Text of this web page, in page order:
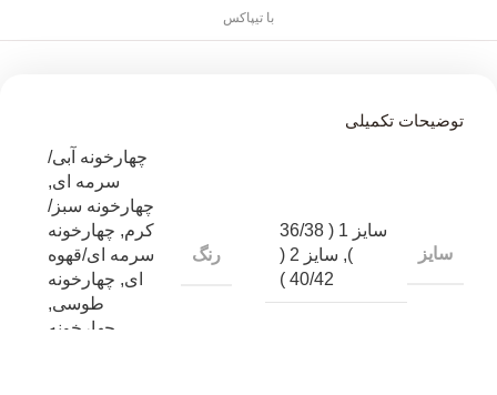
با تیپاکس
توضیحات تکمیلی
سایز
سایز 1 ( 36/38
)
,
سایز 2 (
40/42 )
رنگ
چهارخونه آبی/
سرمه ای,
چهارخونه سبز/
کرم, چهارخونه
سرمه ای/قهوه
ای, چهارخونه
طوسی,
چهارخونه